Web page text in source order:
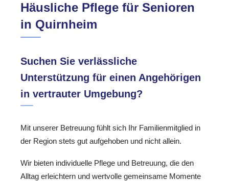
Häusliche Pflege für Senioren
in Quirnheim
Suchen Sie verlässliche
Unterstützung für einen Angehörigen
in vertrauter Umgebung?
Mit unserer Betreuung fühlt sich Ihr Familienmitglied in
der Region stets gut aufgehoben und nicht allein.
Wir bieten individuelle Pflege und Betreuung, die den
Alltag erleichtern und wertvolle gemeinsame Momente